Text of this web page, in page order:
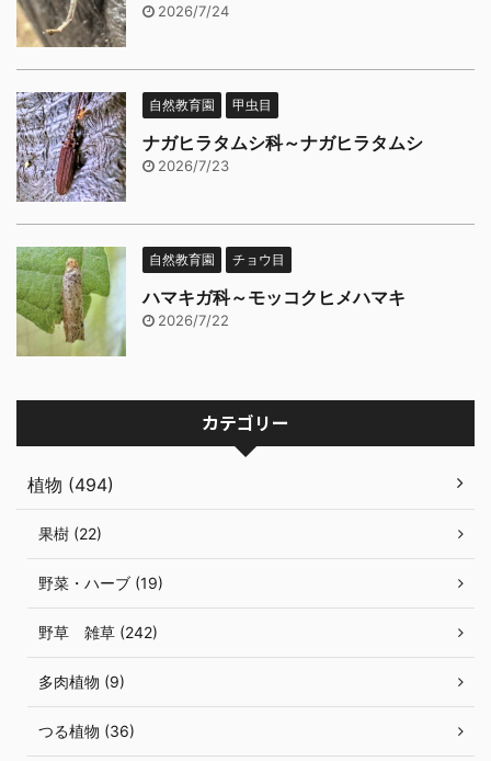
2026/7/24
自然教育園 甲虫目
ナガヒラタムシ科～ナガヒラタムシ
2026/7/23
自然教育園 チョウ目
ハマキガ科～モッコクヒメハマキ
2026/7/22
カテゴリー
植物 (494)
果樹 (22)
野菜・ハーブ (19)
野草 雑草 (242)
多肉植物 (9)
つる植物 (36)